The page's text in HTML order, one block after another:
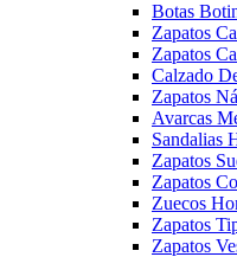
Botas
Zapatos
Zapatos
Calzado
Zapatos
Avarcas
Sandalias
Zapatos
Zapatos
Zuecos
Zapatos
Zapatos